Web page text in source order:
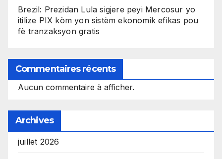
Brezil: Prezidan Lula sigjere peyi Mercosur yo
itilize PIX kòm yon sistèm ekonomik efikas pou
fè tranzaksyon gratis
Commentaires récents
Aucun commentaire à afficher.
Archives
juillet 2026